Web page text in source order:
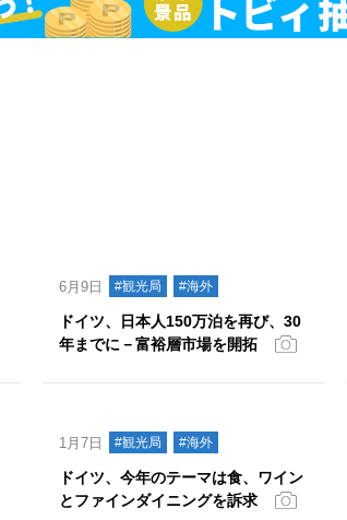
6月9日 #観光局 #海外
ドイツ、日本人150万泊を再び、30
年までに－富裕層市場を開拓
1月7日 #観光局 #海外
ドイツ、今年のテーマは食、ワイン
とファインダイニングを訴求